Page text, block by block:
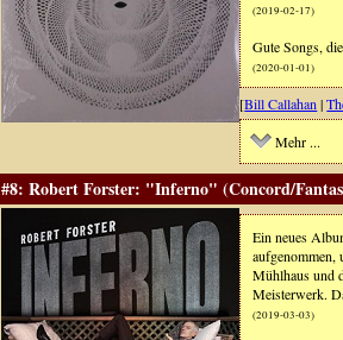
(2019-02-17)
Gute Songs,
(2020-01-01)
[Bill Callahan |
Mehr ...
#8: Robert Forster: "Inferno" (Concord/
Ein neues
Mühlhaus und
Meisterwerk.
(2019-03-03)